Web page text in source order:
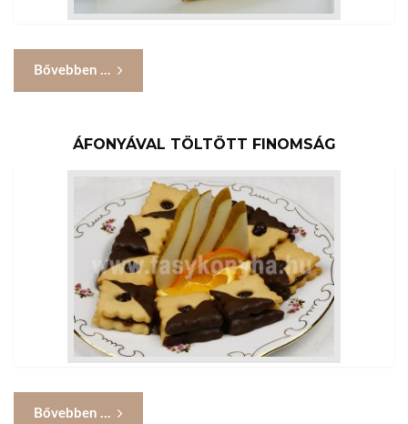
Bővebben ...
ÁFONYÁVAL TÖLTÖTT FINOMSÁG
Bővebben ...